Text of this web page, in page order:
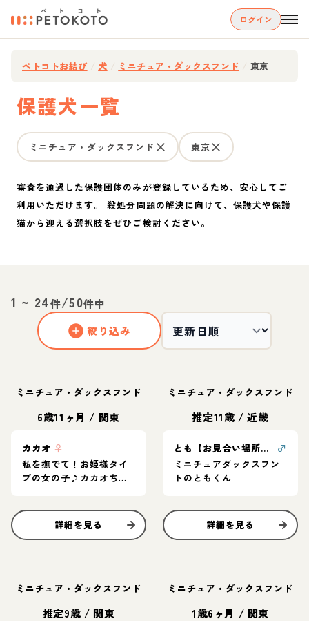
ログイン
ペトコトお結び 犬 ミニチュア・ダックスフンド 東京
保護犬一覧
ミニチュア・ダックスフンド 東京
審査を通過した保護団体のみが登録しているため、安心してご
利用いただけます。 殺処分問題の解決に向けて、保護犬や保護
猫から迎える選択肢をぜひご検討ください。
1 ~ 24件/50件中
絞り込み
ミニチュア・ダックスフンド
6歳11ヶ月 / 関東
カカオ ♀
私を撫でて！お姫様タイ
プの女の子♪カカオちゃ
詳細を見る
ミニチュア・ダックスフンド
推定11歳 /近畿
とも【お見合い場所：東京or大阪】
♂
ミニチュアダックスフン
トのともくん
詳細を見る
ミニチュア・ダックスフンド
推定9歳 / 関東
ミニチュア・ダックスフンド
1歳6ヶ月 / 関東